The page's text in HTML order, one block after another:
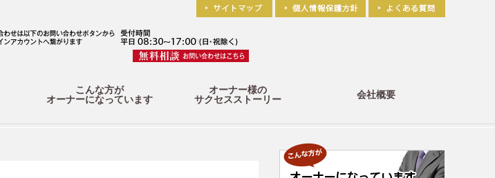
こんな方が
オーナーになっています
オーナー様の
サクセスストーリー
会社概要